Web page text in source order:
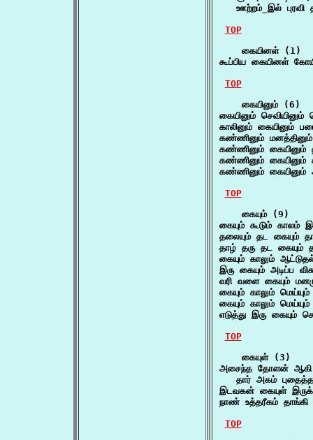
ஊற்றம்_இல் புரவி
TOP
    கையினள் (1)
கூப்பிய கையினள்
TOP
    கையினும் (6)
கையினும்
காலினும் கையினும்
கண்ணினும்
கண்ணினும்
கண்ணினும்
கண்ணினும்
TOP
    கையும் (9)
கையும் கூடும்
தலையும் தட கையும்
தாழ் தரு தட
கையும் காலும்
இரு கையும் அடிப்ப
வரி வளை கையும்
கையும் காலும்
கையும் காலும்
எடுத்து இரு கையும்
TOP
    கையுள் (3)
அசைந்த தோளன் ஆகி
தார் அகம்
இடவகன் கையுள்
நாண் உத்தரீகம்
TOP